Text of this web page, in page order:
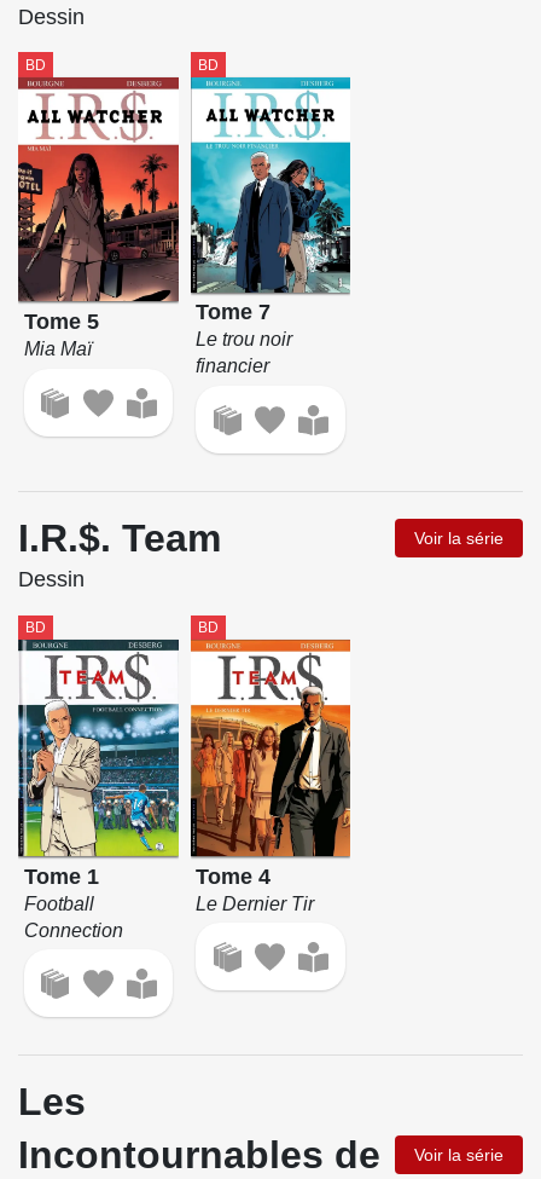
Dessin
BD
Tome 5
Mia Maï
BD
Tome 7
Le trou noir
financier
I.R.$. Team Voir la série
Dessin
BD
Tome 1
Football
Connection
BD
Tome 4
Le Dernier Tir
Les
Incontournables de
Voir la série